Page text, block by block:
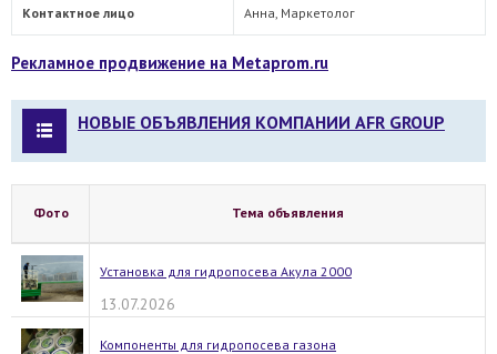
Контактное лицо Анна, Маркетолог
Рекламное продвижение на Metaprom.ru
НОВЫЕ ОБЪЯВЛЕНИЯ КОМПАНИИ AFR GROUP
Фото Тема объявления
Установка для гидропосева Акула 2000
13.07.2026
Компоненты для гидропосева газона